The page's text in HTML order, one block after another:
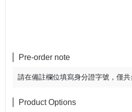
Pre-order note
請在備註欄位填寫身分證字號，僅
Product Options